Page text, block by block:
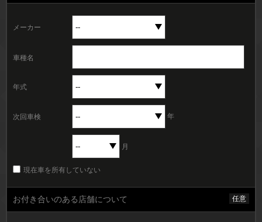
メーカー
車種名
年式
次回車検 年
月
現在車を所有していない
お付き合いのある店舗について 任意